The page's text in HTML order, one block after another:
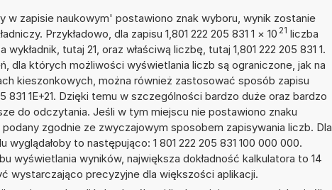
w zapisie naukowym' postawiono znak wyboru, wynik zostanie
Przykładowo, dla zapisu 1,801 222 205 831 1 × 10 21 liczba
wykładnik, tutaj 21, oraz właściwą liczbę, tutaj 1,801 222 205 831 1.
dla których możliwości wyświetlania liczb są ograniczone, jak na
kieszonkowych, można również zastosować sposób zapisu
831 1E+21. Dzięki temu w szczególności bardzo duże oraz bardzo
do odczytania. Jeśli w tym miejscu nie postawiono znaku
zgodnie ze zwyczajowym sposobem zapisywania liczb. Dla
wyglądałoby to następująco: 1 801 222 205 831 100 000 000.
wyświetlania wyników, największa dokładność kalkulatora to 14
wystarczająco precyzyjne dla większości aplikacji.